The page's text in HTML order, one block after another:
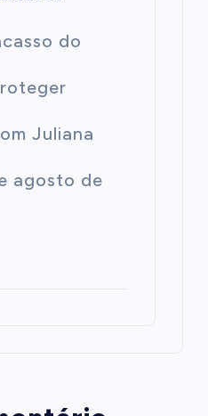
do
Juliana
agosto de